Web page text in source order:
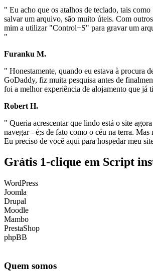
" Eu acho que os atalhos de teclado, tais
salvar um arquivo, são muito úteis. Com
mim a utilizar "Control+S" para gravar um
"
Furanku M.
" Honestamente, quando eu estava à procura
GoDaddy, fiz muita pesquisa antes de
foi a melhor experiência de alojamento que já
Robert H.
" Queria acrescentar que lindo está o site
navegar - é;s de fato como o céu na terra. Mas
Eu preciso de você aqui para hospedar meu
Grátis 1-clique em Script
WordPress
Joomla
Drupal
Moodle
Mambo
PrestaShop
phpBB
Quem somos